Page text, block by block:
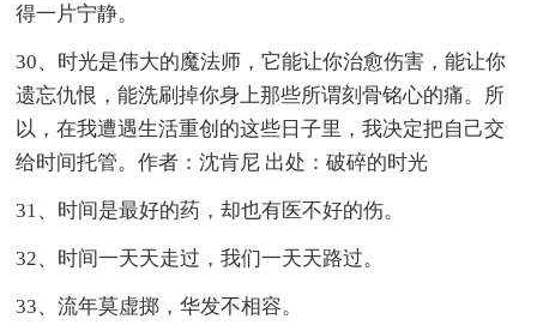
得一片宁静。
30、时光是伟大的魔法师，它能让你治愈伤害，能让你
遗忘仇恨，能洗刷掉你身上那些所谓刻骨铭心的痛。所
以，在我遭遇生活重创的这些日子里，我决定把自己交
给时间托管。作者：沈肯尼 出处：破碎的时光
31、时间是最好的药，却也有医不好的伤。
32、时间一天天走过，我们一天天路过。
33、流年莫虚掷，华发不相容。